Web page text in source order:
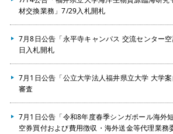
材交換業務」7/29入札開札
7月8日公告「永平寺キャンパス 交流センター
日入札開札
7月1日公告「公立大学法人福井県立大学 大学
審査
7月1日公告「令和8年度春季シンガポール海外
空券買付および費用徴収・海外送金等代理業務